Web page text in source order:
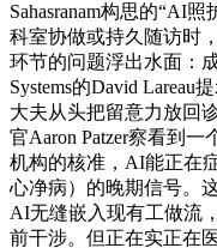
Sahasranam构思的“AI
科室协做或持久随访时
环节的问题浮出水面：
Systems的David
大夫从头把留意力放回
官Aaron Patzer察看到
机构的核准，AI能正在
心净病）的晚期信号。
AI无缝嵌入现有工做流
前干涉。但正在实正在